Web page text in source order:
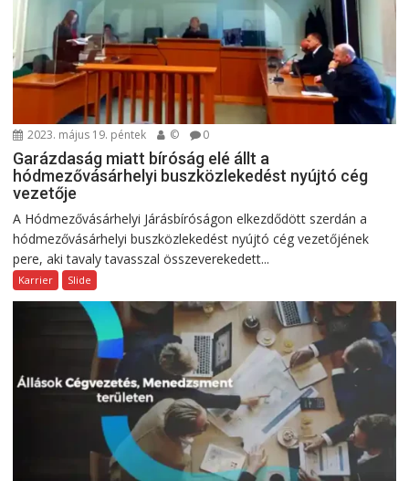
2023. május 19. péntek © 0
Garázdaság miatt bíróság elé állt a
hódmezővásárhelyi buszközlekedést nyújtó cég
vezetője
A Hódmezővásárhelyi Járásbíróságon elkezdődött szerdán a
hódmezővásárhelyi buszközlekedést nyújtó cég vezetőjének
pere, aki tavaly tavasszal összeverekedett...
Karrier Slide